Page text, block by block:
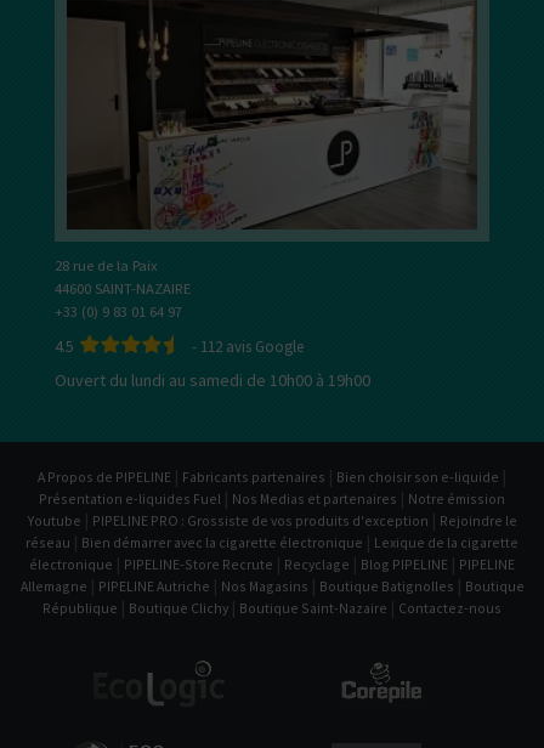
28 rue de la Paix
44600 SAINT-NAZAIRE
+33 (0) 9 83 01 64 97
4.5 - 112 avis Google
Ouvert du lundi au samedi de 10h00 à 19h00
A Propos de PIPELINE | Fabricants partenaires | Bien choisir son e-liquide |
Présentation e-liquides Fuel | Nos Medias et partenaires | Notre émission
Youtube | PIPELINE PRO : Grossiste de vos produits d'exception | Rejoindre le
réseau | Bien démarrer avec la cigarette électronique | Lexique de la cigarette
électronique | PIPELINE-Store Recrute | Recyclage | Blog PIPELINE | PIPELINE
Allemagne | PIPELINE Autriche | Nos Magasins | Boutique Batignolles | Boutique
République | Boutique Clichy | Boutique Saint-Nazaire | Contactez-nous